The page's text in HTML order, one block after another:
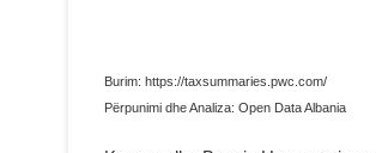
Burim: https://taxsummaries.pwc.com/
Përpunimi dhe Analiza: Open Data Albania